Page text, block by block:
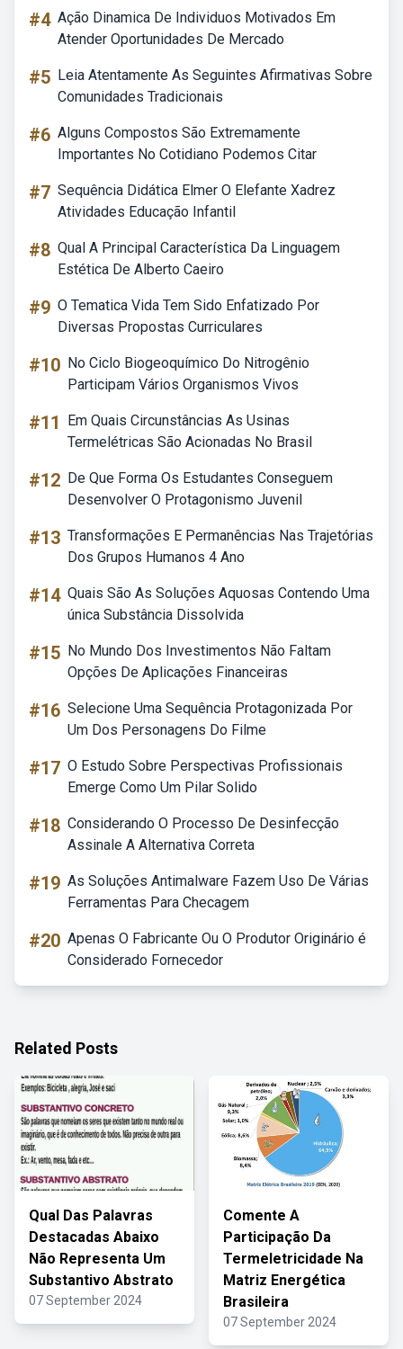
#4 Ação Dinamica De Individuos Motivados Em
Atender Oportunidades De Mercado
#5 Leia Atentamente As Seguintes Afirmativas Sobre
Comunidades Tradicionais
#6 Alguns Compostos São Extremamente
Importantes No Cotidiano Podemos Citar
#7 Sequência Didática Elmer O Elefante Xadrez
Atividades Educação Infantil
#8 Qual A Principal Característica Da Linguagem
Estética De Alberto Caeiro
#9 O Tematica Vida Tem Sido Enfatizado Por
Diversas Propostas Curriculares
#10 No Ciclo Biogeoquímico Do Nitrogênio
Participam Vários Organismos Vivos
#11
Em Quais Circunstâncias As Usinas
Termelétricas São Acionadas No Brasil
#12 De Que Forma Os Estudantes Conseguem
Desenvolver O Protagonismo Juvenil
#13 Transformações E Permanências Nas Trajetórias
Dos Grupos Humanos 4 Ano
#14 Quais São As Soluções Aquosas Contendo Uma
única Substância Dissolvida
#15 No Mundo Dos Investimentos Não Faltam
Opções De Aplicações Financeiras
#16 Selecione Uma Sequência Protagonizada Por
Um Dos Personagens Do Filme
#17 O Estudo Sobre Perspectivas Profissionais
Emerge Como Um Pilar Solido
#18 Considerando O Processo De Desinfecção
Assinale A Alternativa Correta
#19 As Soluções Antimalware Fazem Uso De Várias
Ferramentas Para Checagem
#20 Apenas O Fabricante Ou O Produtor Originário é
Considerado Fornecedor
Related Posts
Qual Das Palavras
Destacadas Abaixo
Não Representa Um
Substantivo Abstrato
07 September 2024
Comente A
Participação Da
Termeletricidade Na
Matriz Energética
Brasileira
07 September 2024